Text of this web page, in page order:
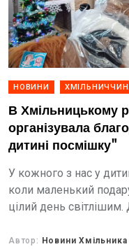
НОВИНИ
В Хмільницькому
організувала
дитині посмішку"
У кожного з нас у
коли маленький
цілий день
Автор: Новини Хмільника